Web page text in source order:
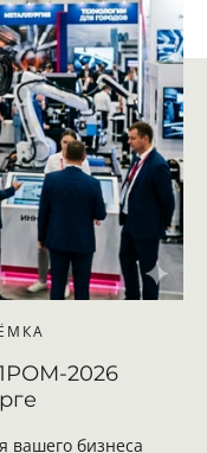
2026
вашего бизнеса